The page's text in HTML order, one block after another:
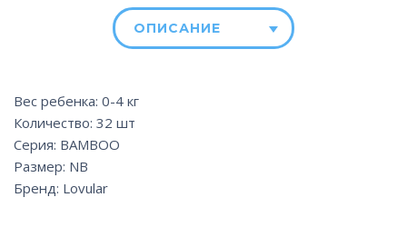
ОПИСАНИЕ
Вес ребенка: 0-4 кг
Количество: 32 шт
Серия: BAMBOO
Размер: NB
Бренд: Lovular